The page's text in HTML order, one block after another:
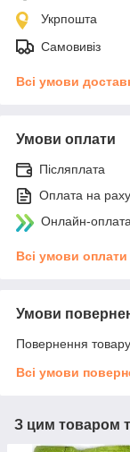
Укрпошта
Самовивіз
Всі умови
Умови оплати
Післяплата
Оплата на
Онлайн-
Всі умови оплати
Умови
Повернення
Всі умови
З цим товаром